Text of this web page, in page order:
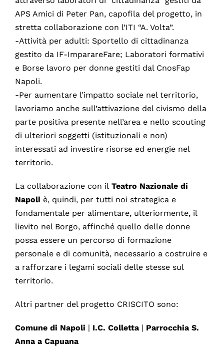
APS Amici di Peter Pan, capofila del progetto, in
stretta collaborazione con l’ITI “A. Volta”.
-Attività per adulti: Sportello di cittadinanza
gestito da IF-ImparareFare; Laboratori formativi
e Borse lavoro per donne gestiti dal CnosFap
Napoli.
-Per aumentare l’impatto sociale nel territorio,
lavoriamo anche sull’attivazione del civismo della
parte positiva presente nell’area e nello scouting
di ulteriori soggetti (istituzionali e non)
interessati ad investire risorse ed energie nel
territorio.
La collaborazione con il Teatro Nazionale di
Napoli è, quindi, per tutti noi strategica e
fondamentale per alimentare, ulteriormente, il
lievito nel Borgo, affinché quello delle donne
possa essere un percorso di formazione
personale e di comunità, necessario a costruire e
a rafforzare i legami sociali delle stesse sul
territorio.
Altri partner del progetto CRISCITO sono:
Comune di Napoli | I.C. Colletta | Parrocchia S.
Anna a Capuana